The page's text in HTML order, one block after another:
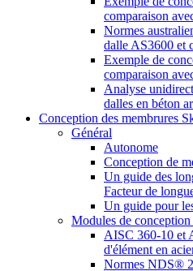
comparaison
Normes
dalle AS3600 et
Exemple de
comparaison
Analyse
dalles en béton
Conception des membrures
Général
Autonome
Conception de
Un guide des
Facteur de
Un guide pour
Modules de conception
AISC 360-10 et
d'élément en
Normes NDS®